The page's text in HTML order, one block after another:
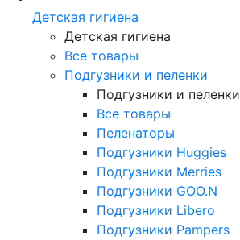
Детская гигиена
Детская гигиена
Все товары
Подгузники и пеленки
Подгузники и пеленки
Все товары
Пеленаторы
Подгузники Huggies
Подгузники Merries
Подгузники GOO.N
Подгузники Libero
Подгузники Pampers